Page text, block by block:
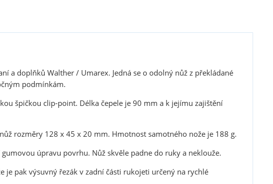
a doplňků Walther / Umarex. Jedná se o odolný nůž z překládané
podmínkám.
špičkou clip-point. Délka čepele je 90 mm a k jejímu zajištění
rozměry 128 x 45 x 20 mm. Hmotnost samotného nože je 188 g.
úpravu povrhu. Nůž skvěle padne do ruky a neklouže.
pak výsuvný řezák v zadní části rukojeti určený na rychlé